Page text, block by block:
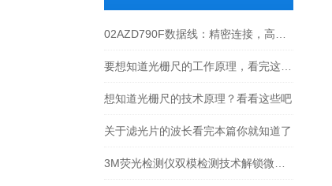
想知道光栅尺的技术原理？看看这些吧
关于滤光片的波长看完本篇你就知道了